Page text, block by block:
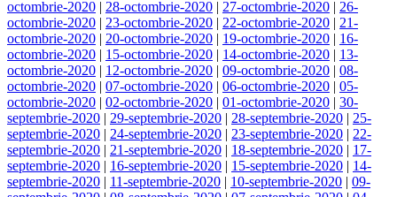
octombrie-2020 | 28-octombrie-2020 | 27-octombrie-2020 | 26-
octombrie-2020 | 23-octombrie-2020 | 22-octombrie-2020 | 21-
octombrie-2020 | 20-octombrie-2020 | 19-octombrie-2020 | 16-
octombrie-2020 | 15-octombrie-2020 | 14-octombrie-2020 | 13-
octombrie-2020 | 12-octombrie-2020 | 09-octombrie-2020 | 08-
octombrie-2020 | 07-octombrie-2020 | 06-octombrie-2020 | 05-
octombrie-2020 | 02-octombrie-2020 | 01-octombrie-2020 | 30-
septembrie-2020 | 29-septembrie-2020 | 28-septembrie-2020 | 25-
septembrie-2020 | 24-septembrie-2020 | 23-septembrie-2020 | 22-
septembrie-2020 | 21-septembrie-2020 | 18-septembrie-2020 | 17-
septembrie-2020 | 16-septembrie-2020 | 15-septembrie-2020 | 14-
septembrie-2020 | 11-septembrie-2020 | 10-septembrie-2020 | 09-